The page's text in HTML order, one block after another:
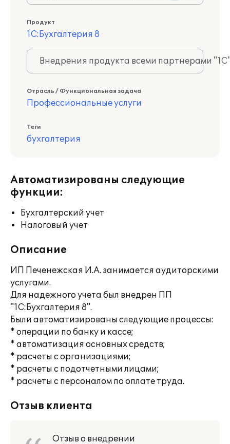
Продукт
1С:Бухгалтерия 8
Внедрения продукта всеми партнерами
Отрасль / Функциональная задача
Профессиональные услуги
Теги
бухгалтерия
Автоматизированы следующие
функции:
Бухгалтерский учет
Налоговый учет
Описание
ИП Печенежская И.А. занимается аудиторскими
услугами.
Для надежного учета был внедрен ПП
"1С:Бухгалтерия 8".
Были автоматизированы следующие процессы:
* операции по банку и кассе;
* автоматизация основных средств;
* расчеты с организациями;
* расчеты с подотчетными лицами;
* расчеты с персоналом по оплате труда.
Отзыв клиента
Отзыв о внедрении